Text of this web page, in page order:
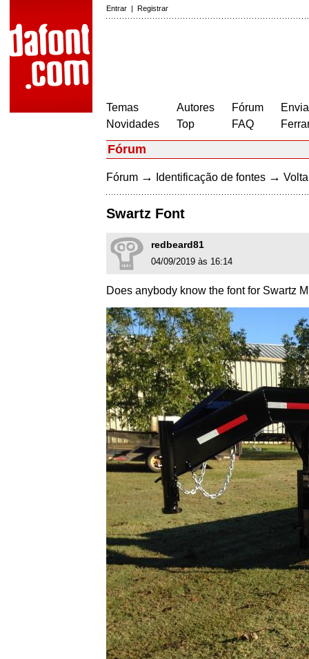
Entrar | Registrar
Temas
Novidades
Autores
Top
Fórum
FAQ
Fórum
Fórum → Identificação de fontes →
Swartz Font
redbeard81
04/09/2019 às 16:14
Does anybody know the font for Swartz